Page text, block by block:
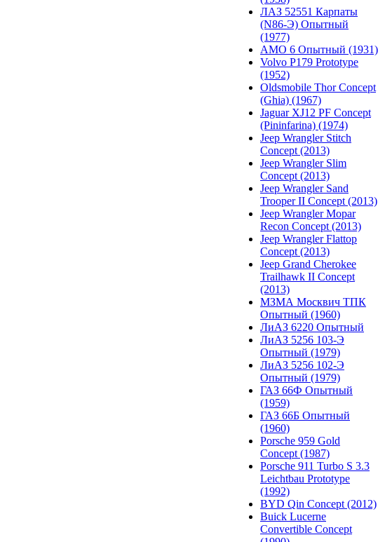
ЛАЗ 52551 Карпаты
(N86-Э) Опытный
(1977)
АМО 6 Опытный (1931)
Volvo P179 Prototype
(1952)
Oldsmobile Thor Concept
(Ghia) (1967)
Jaguar XJ12 PF Concept
(Pininfarina) (1974)
Jeep Wrangler Stitch
Concept (2013)
Jeep Wrangler Slim
Concept (2013)
Jeep Wrangler Sand
Trooper II Concept (2013)
Jeep Wrangler Mopar
Recon Concept (2013)
Jeep Wrangler Flattop
Concept (2013)
Jeep Grand Cherokee
Trailhawk II Concept
(2013)
МЗМА Москвич ТПК
Опытный (1960)
ЛиАЗ 6220 Опытный
ЛиАЗ 5256 103-Э
Опытный (1979)
ЛиАЗ 5256 102-Э
Опытный (1979)
ГАЗ 66Ф Опытный
(1959)
ГАЗ 66Б Опытный
(1960)
Porsche 959 Gold
Concept (1987)
Porsche 911 Turbo S 3.3
Leichtbau Prototype
(1992)
BYD Qin Concept (2012)
Buick Lucerne
Convertible Concept